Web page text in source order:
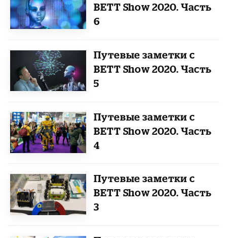
BETT Show 2020. Часть
6
Путевые заметки с
BETT Show 2020. Часть
5
Путевые заметки с
BETT Show 2020. Часть
4
Путевые заметки с
BETT Show 2020. Часть
3